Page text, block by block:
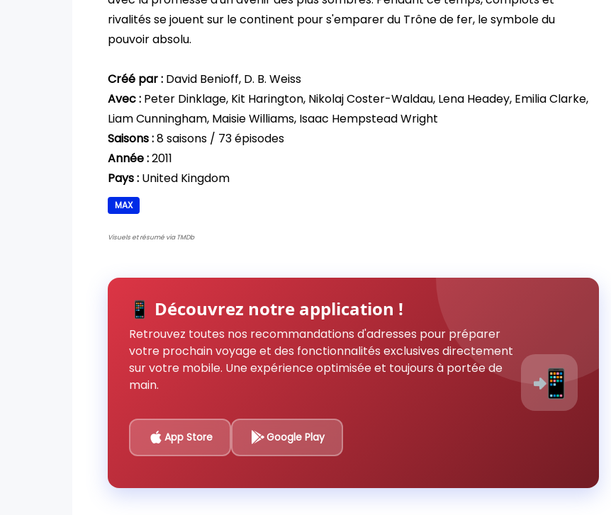
rivalités se jouent sur le continent pour s'emparer du Trône de fer, le symbole du
pouvoir absolu.
Créé par : David Benioff, D. B. Weiss
Avec : Peter Dinklage, Kit Harington, Nikolaj Coster-Waldau, Lena Headey, Emilia Clarke,
Liam Cunningham, Maisie Williams, Isaac Hempstead Wright
Saisons :8 saisons / 73 épisodes
Année :2011
Pays : United Kingdom
MAX
Visuels et résumé via TMDb
📱 Découvrez notre application !
Retrouvez toutes nos recommandations d'adresses pour préparer
votre prochain voyage et des fonctionnalités exclusives directement
sur votre mobile. Une expérience optimisée et toujours à portée de
main.
App Store Google Play
📲